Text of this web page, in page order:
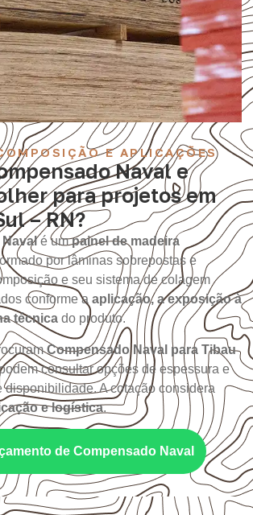
E APLICAÇÕES
Naval e
para projetos em
– RN?
é umpainel de madeira
por lâminas sobrepostas e
e seu sistema de colagem
conforme a aplicação, a exposição à
técnica do produto.
Compensado Naval para Tibau
consultar opções de espessura e
disponibilidade. A cotação considera
e logística.
de Compensado Naval